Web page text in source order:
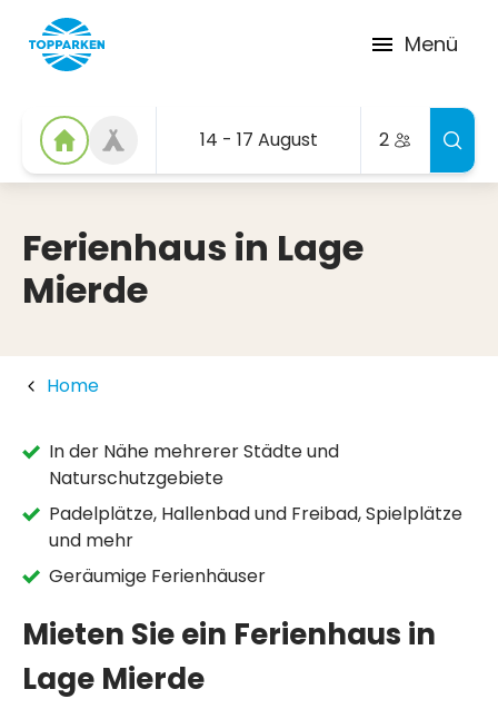
Menü
14 - 17 August 2
Ferienhaus in Lage
Mierde
Home
In der Nähe mehrerer Städte und
Naturschutzgebiete
Padelplätze, Hallenbad und Freibad, Spielplätze
und mehr
Geräumige Ferienhäuser
Mieten Sie ein Ferienhaus in
Lage Mierde